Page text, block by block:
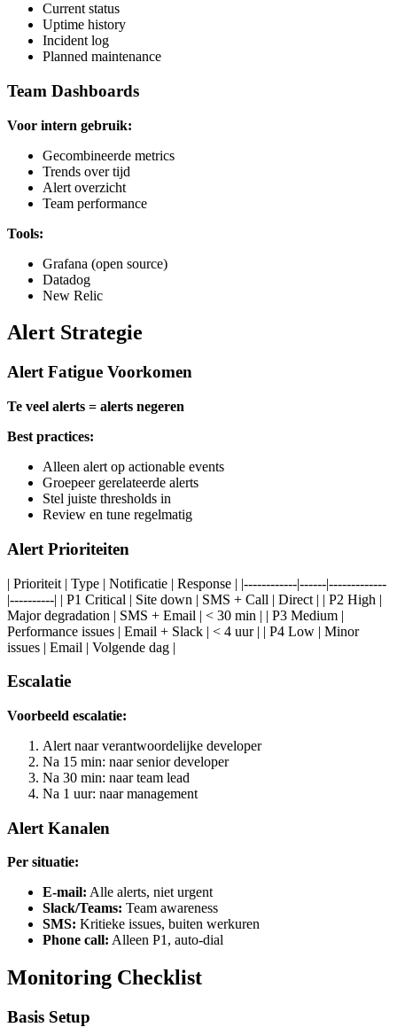
Current status
Uptime history
Incident log
Planned maintenance
Team Dashboards
Voor intern gebruik:
Gecombineerde metrics
Trends over tijd
Alert overzicht
Team performance
Tools:
Grafana (open source)
Datadog
New Relic
Alert Strategie
Alert Fatigue Voorkomen
Te veel alerts = alerts negeren
Best practices:
Alleen alert op actionable events
Groepeer gerelateerde alerts
Stel juiste thresholds in
Review en tune regelmatig
Alert Prioriteiten
| Prioriteit | Type | Notificatie | Response | |------------|------|-------------
|----------| | P1 Critical | Site down | SMS + Call | Direct | | P2 High |
Major degradation | SMS + Email | < 30 min | | P3 Medium |
Performance issues | Email + Slack | < 4 uur | | P4 Low | Minor
issues | Email | Volgende dag |
Escalatie
Voorbeeld escalatie:
Alert naar verantwoordelijke developer
Na 15 min: naar senior developer
Na 30 min: naar team lead
Na 1 uur: naar management
Alert Kanalen
Per situatie:
E-mail: Alle alerts, niet urgent
Slack/Teams: Team awareness
SMS: Kritieke issues, buiten werkuren
Phone call: Alleen P1, auto-dial
Monitoring Checklist
Basis Setup